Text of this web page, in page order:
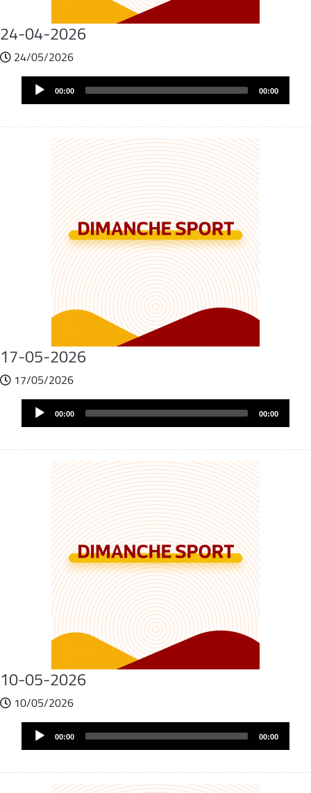
24-04-2026
24/05/2026
Fichier
Audio
Player 00:00 00:00
17-05-2026
17/05/2026
Fichier
Audio
Player 00:00 00:00
10-05-2026
10/05/2026
Fichier
Audio
Player 00:00 00:00